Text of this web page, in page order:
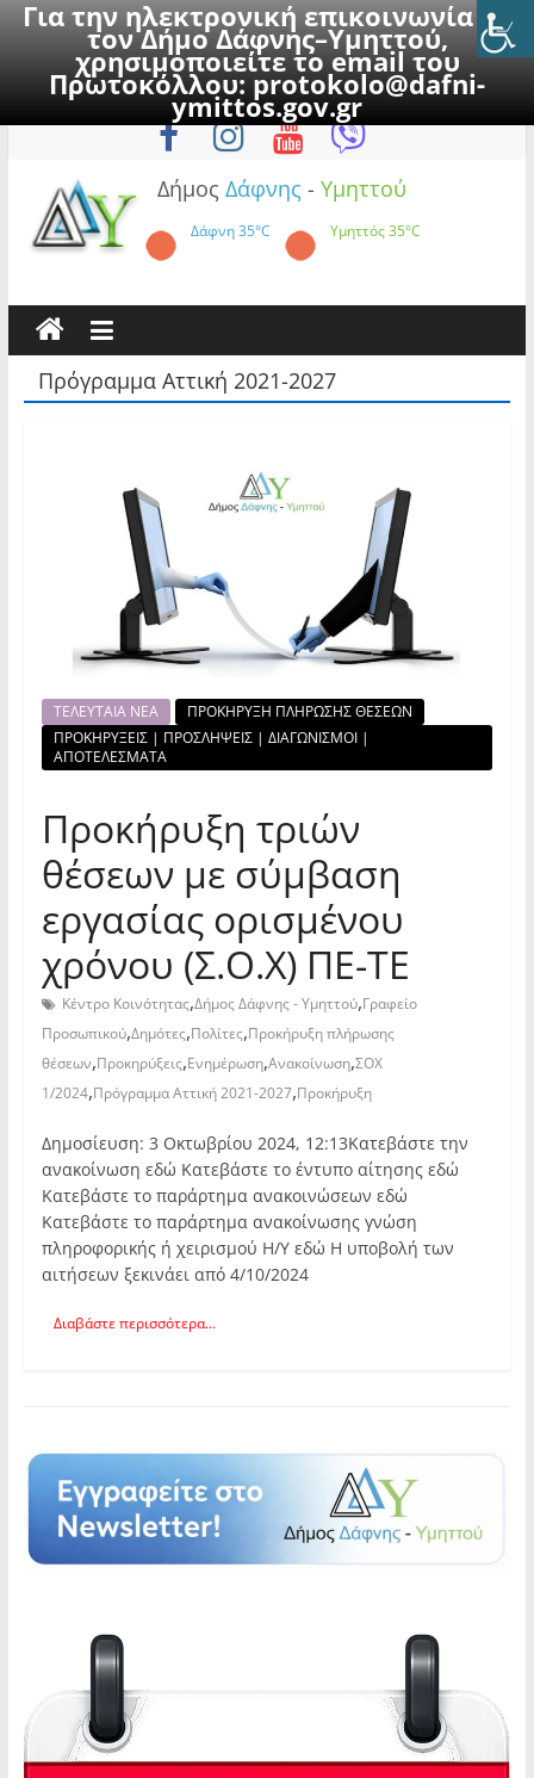
Για την ηλεκτρονική επικοινωνία με
τον Δήμο Δάφνης–Υμηττού,
χρησιμοποιείτε το email του
Πρωτοκόλλου:protokolo@dafni-
ymittos.gov.gr
to
Σάββατο, 8 Αυγούστου 2026
Δήμος Δάφνης - Υμηττού
Δάφνη35°C Υμηττός35°C
Πρόγραμμα Αττική 2021-2027
ΤΕΛΕΥΤΑΙΑ ΝΕΑ
ΠΡΟΚΗΡΥΞΗ ΠΛΗΡΩΣΗΣ ΘΕΣΕΩΝ
ΠΡΟΚΗΡΥΞΕΙΣ | ΠΡΟΣΛΗΨΕΙΣ | ΔΙΑΓΩΝΙΣΜΟΙ |
ΑΠΟΤΕΛΕΣΜΑΤΑ
Προκήρυξη τριών
θέσεων με σύμβαση
εργασίας ορισμένου
χρόνου (Σ.Ο.Χ) ΠΕ-ΤΕ
Κέντρο Κοινότητας,Δήμος Δάφνης - Υμηττού,Γραφείο
Προσωπικού,Δημότες,Πολίτες,Προκήρυξη πλήρωσης
θέσεων,Προκηρύξεις,Ενημέρωση,Ανακοίνωση,ΣΟΧ
1/2024,Πρόγραμμα Αττική 2021-2027,Προκήρυξη
Δημοσίευση: 3 Οκτωβρίου 2024, 12:13Κατεβάστε την
ανακοίνωση εδώ Κατεβάστε το έντυπο αίτησης εδώ
Κατεβάστε το παράρτημα ανακοινώσεων εδώ
Κατεβάστε το παράρτημα ανακοίνωσης γνώση
πληροφορικής ή χειρισμού Η/Υ εδώ Η υποβολή των
αιτήσεων ξεκινάει από 4/10/2024
Διαβάστε περισσότερα...